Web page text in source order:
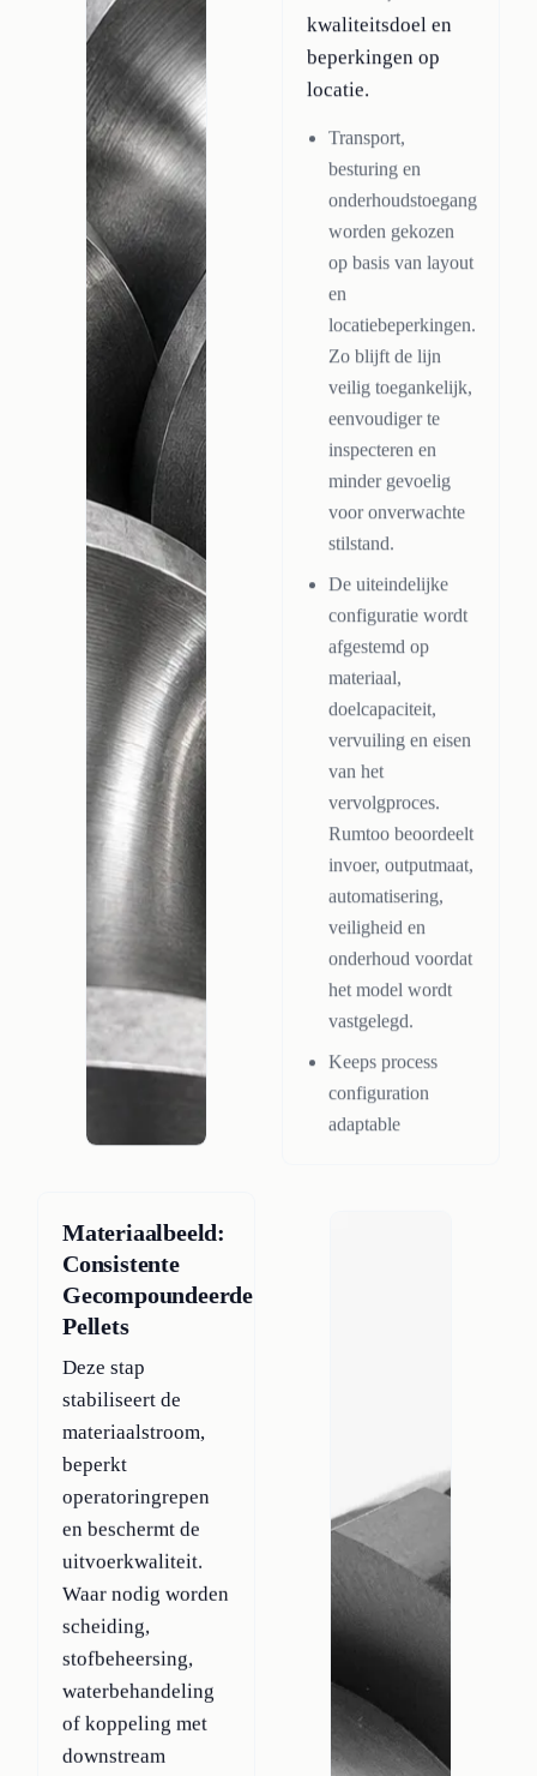
kwaliteitsdoel en
beperkingen op
locatie.
Transport,
besturing en
onderhoudstoegang
worden gekozen
op basis van layout
en
locatiebeperkingen.
Zo blijft de lijn
veilig toegankelijk,
eenvoudiger te
inspecteren en
minder gevoelig
voor onverwachte
stilstand.
De uiteindelijke
configuratie wordt
afgestemd op
materiaal,
doelcapaciteit,
vervuiling en eisen
van het
vervolgproces.
Rumtoo beoordeelt
invoer, outputmaat,
automatisering,
veiligheid en
onderhoud voordat
het model wordt
vastgelegd.
Keeps process
configuration
adaptable
Materiaalbeeld:
Consistente
Gecompoundeerde
Pellets
Deze stap
stabiliseert de
materiaalstroom,
beperkt
operatoringrepen
en beschermt de
uitvoerkwaliteit.
Waar nodig worden
scheiding,
stofbeheersing,
waterbehandeling
of koppeling met
downstream